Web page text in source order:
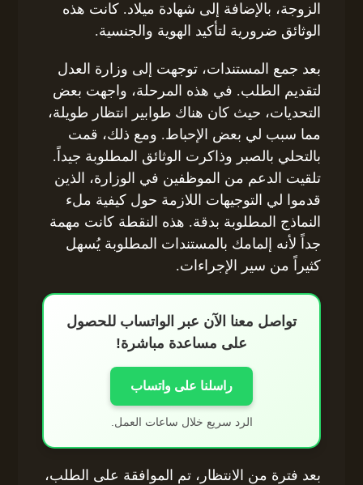
الزوجة، بالإضافة إلى شهادة ميلاد. كانت هذه
الوثائق ضرورية لتأكيد الهوية والجنسية.
بعد جمع المستندات، توجهت إلى وزارة العدل
لتقديم الطلب. في هذه المرحلة، واجهت بعض
التحديات، حيث كان هناك طوابير انتظار طويلة،
مما سبب لي بعض الإحباط. ومع ذلك، قمت
بالتحلي بالصبر وذاكرت الوثائق المطلوبة جيداً.
تلقيت الدعم من الموظفين في الوزارة، الذين
قدموا لي التوجيهات اللازمة حول كيفية ملء
النماذج المطلوبة بدقة. هذه النقطة كانت مهمة
جداً لأنه إلمامك بالمستندات المطلوبة يُسهل
كثيراً من سير الإجراءات.
تواصل معنا الآن عبر الواتساب للحصول
على مساعدة مباشرة!
راسلنا على واتساب
الرد سريع خلال ساعات العمل.
بعد فترة من الانتظار، تم الموافقة على الطلب،